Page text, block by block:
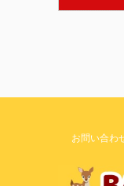
お問い合わ